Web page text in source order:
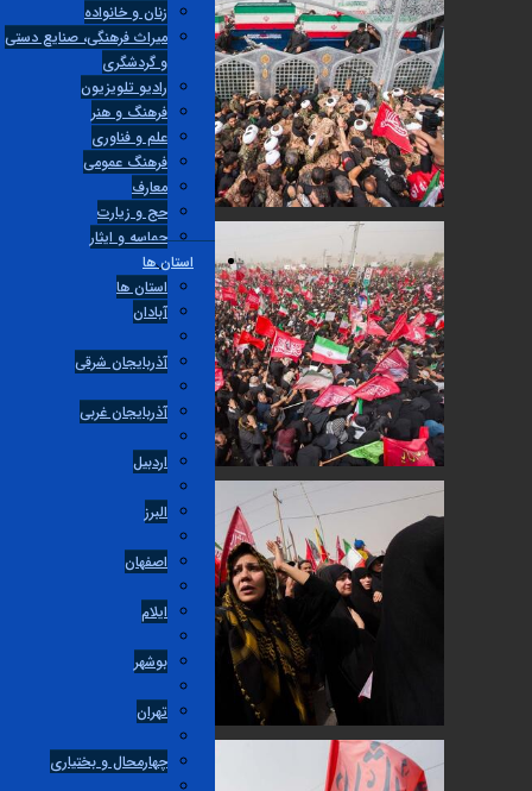
زنان و خانواده
میراث فرهنگی، صنایع دستی
و گردشگری
راديو تلويزيون
فرهنگ و هنر
علم و فناوری
فرهنگ عمومی
معارف
حج و زیارت
حماسه و ایثار
استان ها
استان ها
آبادان
آذربایجان شرقی
آذربایجان غربی
اردبیل
اصفهان
بوشهر
تهران
چهارمحال و بختیاری